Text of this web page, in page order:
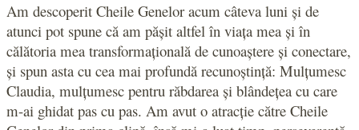
Am descoperit Cheile Genelor acum câteva luni și de
atunci pot spune că am pășit altfel în viața mea și în
călătoria mea transformațională de cunoaștere și conectare,
și spun asta cu cea mai profundă recunoștință: Mulțumesc
Claudia, mulțumesc pentru răbdarea și blândețea cu care
m-ai ghidat pas cu pas. Am avut o atracție către Cheile